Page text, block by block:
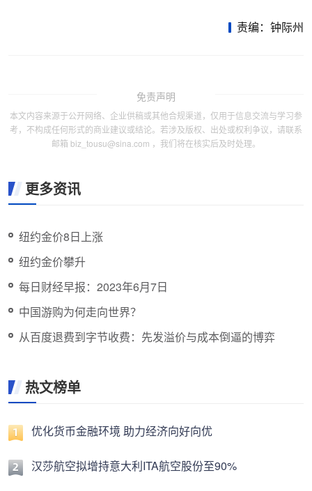
责编：钟际州
免责声明
本文内容来源于公开网络、企业供稿或其他合规渠道，仅用于信息交流与学习参
考，不构成任何形式的商业建议或结论。若涉及版权、出处或权利争议，请联系
邮箱 biz_tousu@sina.com ，我们将在核实后及时处理。
更多资讯
纽约金价8日上涨
纽约金价攀升
每日财经早报：2023年6月7日
中国游购为何走向世界？
从百度退费到字节收费：先发溢价与成本倒逼的博弈
热文榜单
优化货币金融环境 助力经济向好向优
汉莎航空拟增持意大利ITA航空股份至90%